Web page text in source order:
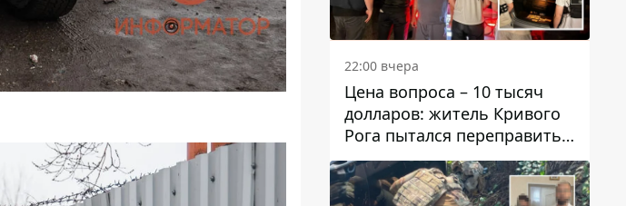
22:00 вчера
Цена вопроса – 10 тысяч
долларов: житель Кривого
Рога пытался переправить
мужчину в Словакию